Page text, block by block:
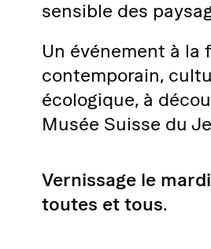
sensible des
Un événement à la
contemporain,
écologique, à
Musée Suisse du
Vernissage le
toutes et tous.